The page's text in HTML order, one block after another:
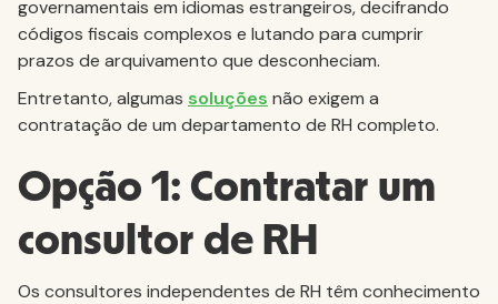
governamentais em idiomas estrangeiros, decifrando
códigos fiscais complexos e lutando para cumprir
prazos de arquivamento que desconheciam.
Entretanto, algumas soluções não exigem a
contratação de um departamento de RH completo.
Opção 1: Contratar um
consultor de RH
Os consultores independentes de RH têm conhecimento